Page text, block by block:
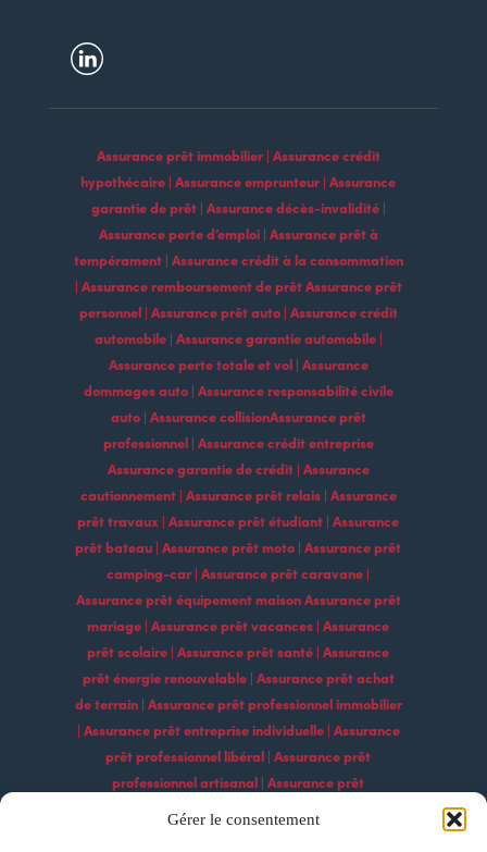
Gérer le consentement
Assurance prêt immobilier | Assurance crédit
hypothécaire | Assurance emprunteur | Assurance
garantie de prêt | Assurance décès-invalidité |
Assurance perte d’emploi | Assurance prêt à
tempérament | Assurance crédit à la consommation
| Assurance remboursement de prêt Assurance prêt
personnel | Assurance prêt auto | Assurance crédit
automobile | Assurance garantie automobile |
Assurance perte totale et vol | Assurance
dommages auto | Assurance responsabilité civile
auto | Assurance collisionAssurance prêt
professionnel | Assurance crédit entreprise
Assurance garantie de crédit | Assurance
cautionnement | Assurance prêt relais | Assurance
prêt travaux | Assurance prêt étudiant | Assurance
prêt bateau | Assurance prêt moto | Assurance prêt
camping-car | Assurance prêt caravane |
Assurance prêt équipement maison Assurance prêt
mariage | Assurance prêt vacances | Assurance
prêt scolaire | Assurance prêt santé | Assurance
prêt énergie renouvelable | Assurance prêt achat
de terrain | Assurance prêt professionnel immobilier
| Assurance prêt entreprise individuelle | Assurance
prêt professionnel libéral | Assurance prêt
professionnel artisanal | Assurance prêt